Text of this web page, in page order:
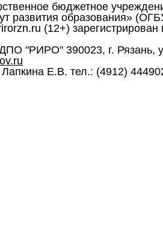
бюджетное
развития образования»
(12+)
"РИРО" 390023, г. Рязань,
Лапкина Е.В. тел.: (4912)